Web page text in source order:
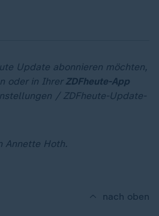
Update abonnieren möchten,
oder in Ihrer ZDFheute-App
/ ZDFheute-Update-
Annette Hoth.
nach oben